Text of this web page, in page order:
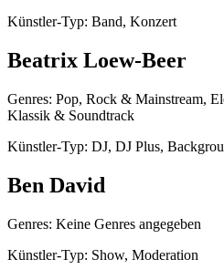
Künstler-Typ: Band, Konzert
Beatrix Loew-Beer
Genres: Pop, Rock & Mainstream,
Klassik & Soundtrack
Künstler-Typ: DJ, DJ Plus,
Ben David
Genres: Keine Genres angegeben
Künstler-Typ: Show, Moderation